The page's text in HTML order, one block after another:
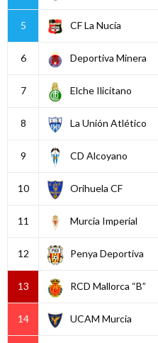
5 CF La Nucía
6 Deportiva Minera
7 Elche Ilicitano
8 La Unión Atlético
9 CD Alcoyano
10 Orihuela CF
11 Murcia Imperial
12 Penya Deportiva
13 RCD Mallorca “B”
14 UCAM Murcia